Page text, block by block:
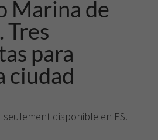
Marina de
para
ciudad
seulement disponible en ES.